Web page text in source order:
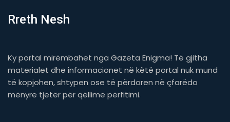
Rreth Nesh
Ky portal mirëmbahet nga Gazeta Enigma! Të gjitha
materialet dhe informacionet në këtë portal nuk mund
të kopjohen, shtypen ose të përdoren në çfarëdo
mënyre tjetër për qëllime përfitimi.